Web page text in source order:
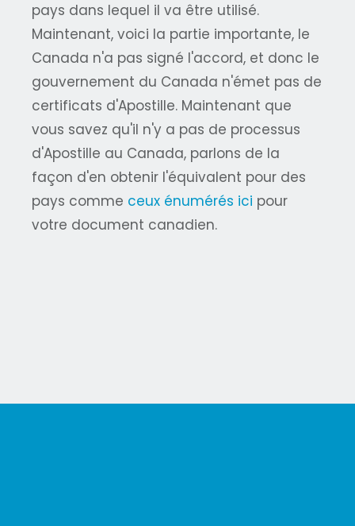
pays dans lequel il va être utilisé.
Maintenant, voici la partie importante, le
Canada n'a pas signé l'accord, et donc le
gouvernement du Canada n'émet pas de
certificats d'Apostille. Maintenant que
vous savez qu'il n'y a pas de processus
d'Apostille au Canada, parlons de la
façon d'en obtenir l'équivalent pour des
pays comme ceux énumérés ici pour
votre document canadien.